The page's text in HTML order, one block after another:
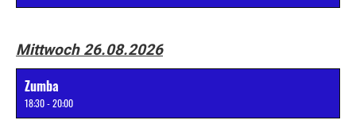
Mittwoch 26.08.2026
Zumba
18:30 - 20:00